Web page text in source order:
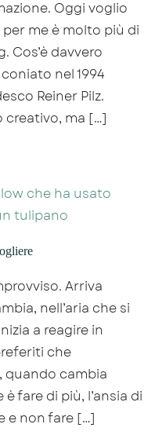
Oggi voglio
me è molto più di
Cos’è davvero
nel 1994
Reiner Pilz.
creativo, ma […]
Arriva
nell’aria che si
a reagire in
che
quando cambia
fare di più, l’ansia di
e non fare […]